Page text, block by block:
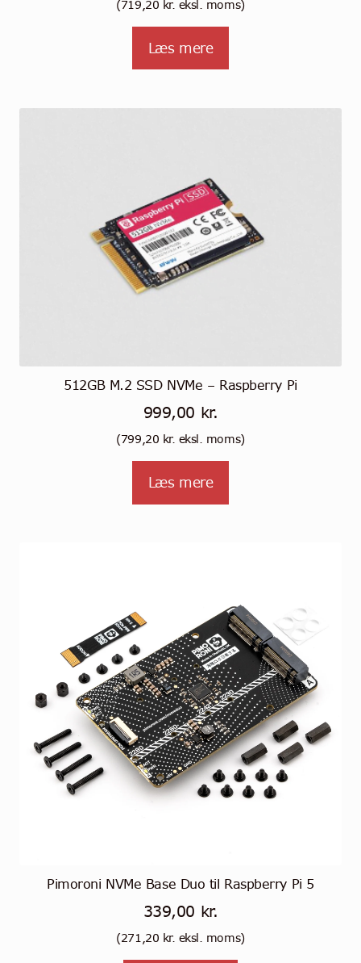
(719,20 kr. eksl. moms)
Læs mere
512GB M.2 SSD NVMe – Raspberry Pi
999,00 kr.
(799,20 kr. eksl. moms)
Læs mere
Pimoroni NVMe Base Duo til Raspberry Pi 5
339,00 kr.
(271,20 kr. eksl. moms)